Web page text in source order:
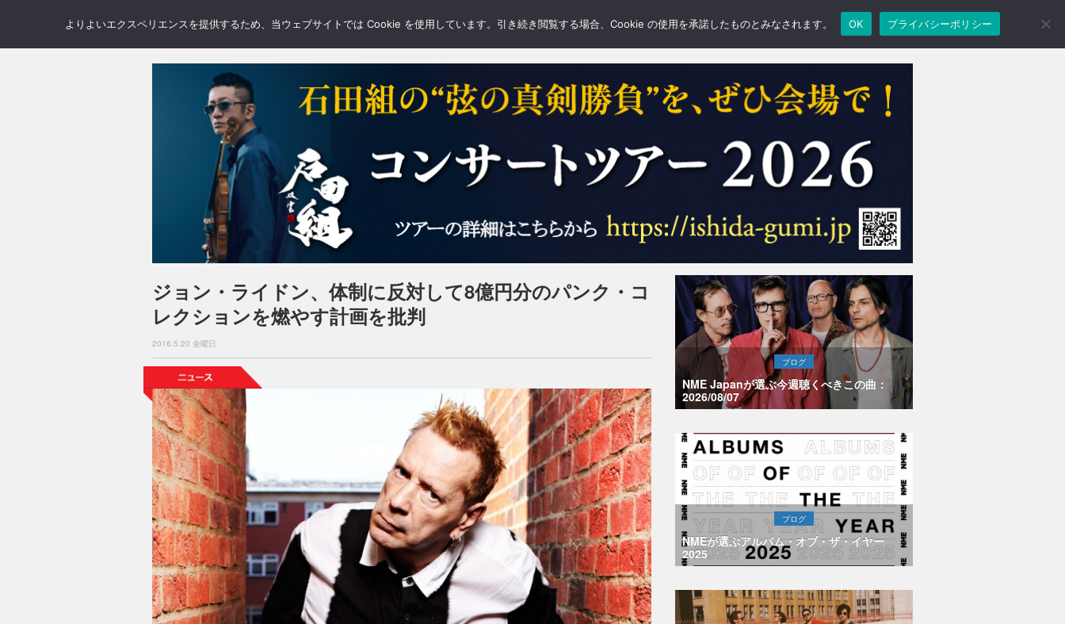
NEWS REVIEWS GALLERY BLOGS FEATURE
ジョン・ライドン、体制に反対して8億円分のパンク・コ
レクションを燃やす計画を批判
2016.5.20 金曜日
ブログ
NME Japanが選ぶ今週聴くべきこの曲：
2026/08/07
ブログ
NMEが選ぶアルバム・オブ・ザ・イヤー
2025
よりよいエクスペリエンスを提供するため、当ウェブサイトでは Cookie を使用しています。引き続き閲覧する場合、Cookie の使用を承諾したものとみなされます。 OK プライバシーポリシー